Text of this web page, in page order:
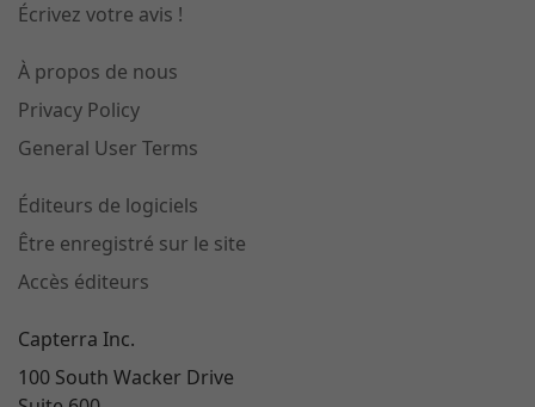
Écrivez votre avis !
À propos de nous
Privacy Policy
General User Terms
Éditeurs de logiciels
Être enregistré sur le site
Accès éditeurs
Capterra Inc.
100 South Wacker Drive